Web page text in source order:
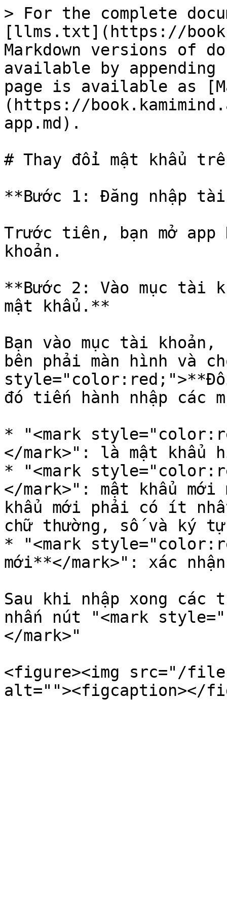
> For the complete
[llms.txt](https://
Markdown versions of
available by
page is available as
(https://
app.md).
# Thay đổi mật khẩu
**Bước 1: Đăng nhập
Trước tiên, bạn mở app
khoản.
**Bước 2: Vào mục tài
mật khẩu.**
Bạn vào mục tài
bên phải màn hình và
đó tiến hành nhập các
* "<mark
</mark>": là mật khẩu
* "<mark
</mark>": mật khẩu
khẩu mới phải có ít
chữ thường, số và ký
* "<mark
mới**</mark>": xác
Sau khi nhập xong
nhấn nút "<mark
</mark>"
<figure><img src="/